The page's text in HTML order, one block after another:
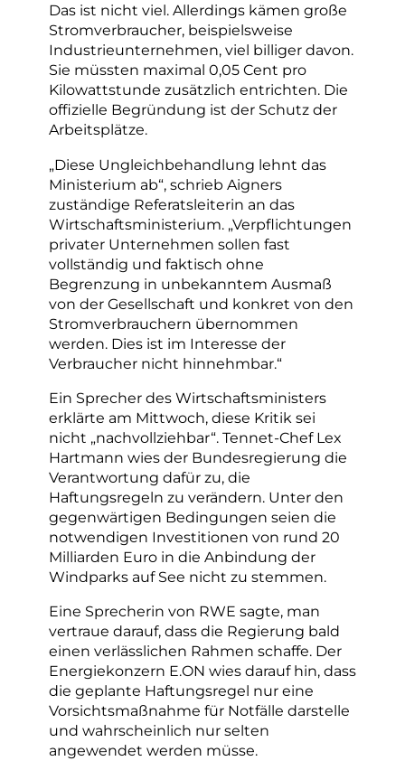
Das ist nicht viel. Allerdings kämen große
Stromverbraucher, beispielsweise
Industrieunternehmen, viel billiger davon.
Sie müssten maximal 0,05 Cent pro
Kilowattstunde zusätzlich entrichten. Die
offizielle Begründung ist der Schutz der
Arbeitsplätze.
„Diese Ungleichbehandlung lehnt das
Ministerium ab“, schrieb Aigners
zuständige Referatsleiterin an das
Wirtschaftsministerium. „Verpflichtungen
privater Unternehmen sollen fast
vollständig und faktisch ohne
Begrenzung in unbekanntem Ausmaß
von der Gesellschaft und konkret von den
Stromverbrauchern übernommen
werden. Dies ist im Interesse der
Verbraucher nicht hinnehmbar.“
Ein Sprecher des Wirtschaftsministers
erklärte am Mittwoch, diese Kritik sei
nicht „nachvollziehbar“. Tennet-Chef Lex
Hartmann wies der Bundesregierung die
Verantwortung dafür zu, die
Haftungsregeln zu verändern. Unter den
gegenwärtigen Bedingungen seien die
notwendigen Investitionen von rund 20
Milliarden Euro in die Anbindung der
Windparks auf See nicht zu stemmen.
Eine Sprecherin von RWE sagte, man
vertraue darauf, dass die Regierung bald
einen verlässlichen Rahmen schaffe. Der
Energiekonzern E.ON wies darauf hin, dass
die geplante Haftungsregel nur eine
Vorsichtsmaßnahme für Notfälle darstelle
und wahrscheinlich nur selten
angewendet werden müsse.